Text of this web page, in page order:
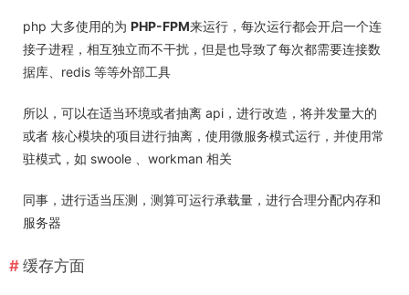
php 大多使用的为 PHP-FPM来运行，每次运行都会开启一个连
接子进程，相互独立而不干扰，但是也导致了每次都需要连接数
据库、redis 等等外部工具
所以，可以在适当环境或者抽离 api，进行改造，将并发量大的
或者 核心模块的项目进行抽离，使用微服务模式运行，并使用常
驻模式，如 swoole 、workman 相关
同事，进行适当压测，测算可运行承载量，进行合理分配内存和
服务器
缓存方面